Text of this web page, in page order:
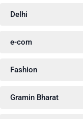
Delhi
e-com
Fashion
Gramin Bharat